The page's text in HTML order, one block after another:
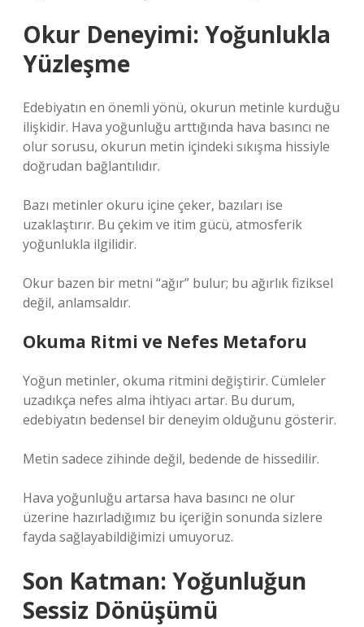
Okur Deneyimi: Yoğunlukla
Yüzleşme
Edebiyatın en önemli yönü, okurun metinle kurduğu
ilişkidir. Hava yoğunluğu arttığında hava basıncı ne
olur sorusu, okurun metin içindeki sıkışma hissiyle
doğrudan bağlantılıdır.
Bazı metinler okuru içine çeker, bazıları ise
uzaklaştırır. Bu çekim ve itim gücü, atmosferik
yoğunlukla ilgilidir.
Okur bazen bir metni “ağır” bulur; bu ağırlık fiziksel
değil, anlamsaldır.
Okuma Ritmi ve Nefes Metaforu
Yoğun metinler, okuma ritmini değiştirir. Cümleler
uzadıkça nefes alma ihtiyacı artar. Bu durum,
edebiyatın bedensel bir deneyim olduğunu gösterir.
Metin sadece zihinde değil, bedende de hissedilir.
Hava yoğunluğu artarsa hava basıncı ne olur
üzerine hazırladığımız bu içeriğin sonunda sizlere
fayda sağlayabildiğimizi umuyoruz.
Son Katman: Yoğunluğun
Sessiz Dönüşümü